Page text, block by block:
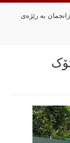
لە نیوەی یەکەمی 2026 قازانجمان بە رێژەی